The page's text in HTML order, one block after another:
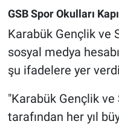
GSB Spor Okulları
Karabük Gençlik ve
sosyal medya
şu ifadelere yer
"Karabük Gençlik
tarafından her yıl